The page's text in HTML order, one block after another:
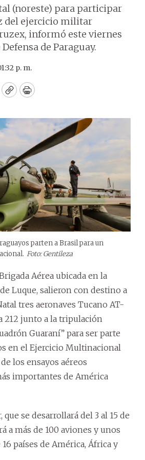
(noreste) para participar
del ejercicio militar
informó este viernes
de Paraguay.
p. m.
CopyPrint
parten a Brasil para un
Foto: Gentileza
Aérea ubicada en la
Luque, salieron con destino a
tres aeronaves Tucano AT-
212 junto a la tripulación
Guaraní” para ser parte
en el Ejercicio Multinacional
los ensayos aéreos
importantes de América
se desarrollará del 3 al 15 de
a más de 100 aviones y unos
países de América, África y